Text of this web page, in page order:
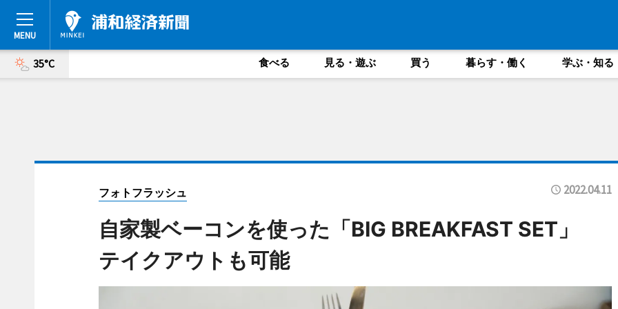
35°C 食べる 見る・遊ぶ 買う 暮らす・働く 学ぶ・知る
フォトフラッシュ 2022.04.11
自家製ベーコンを使った「BIG BREAKFAST SET」
テイクアウトも可能